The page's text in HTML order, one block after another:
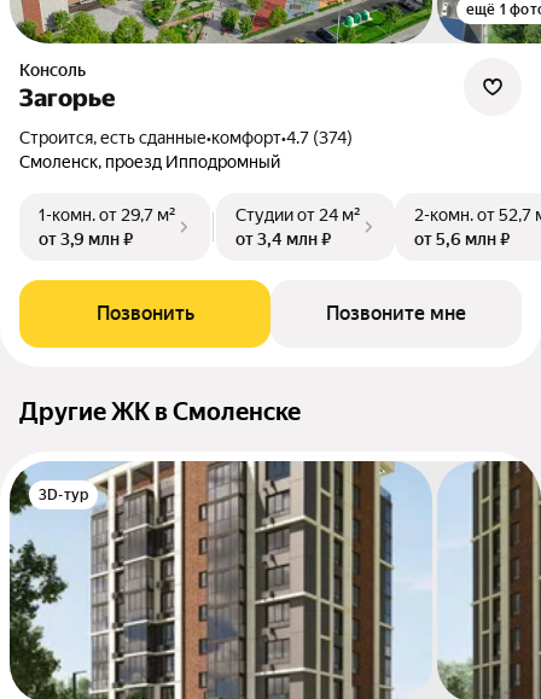
ещё 1
Консоль
Загорье
Строится, есть сданные•комфорт•4.7 (374)
Смоленск, проезд Ипподромный
1-комн.от 29,7 м²
от 3,9 млн ₽
Студииот 24 м²
от 3,4 млн ₽
2-комн.от 52,7
от 5,6 млн ₽
Позвонить Позвоните мне
Другие ЖК в Смоленске
3D-тур